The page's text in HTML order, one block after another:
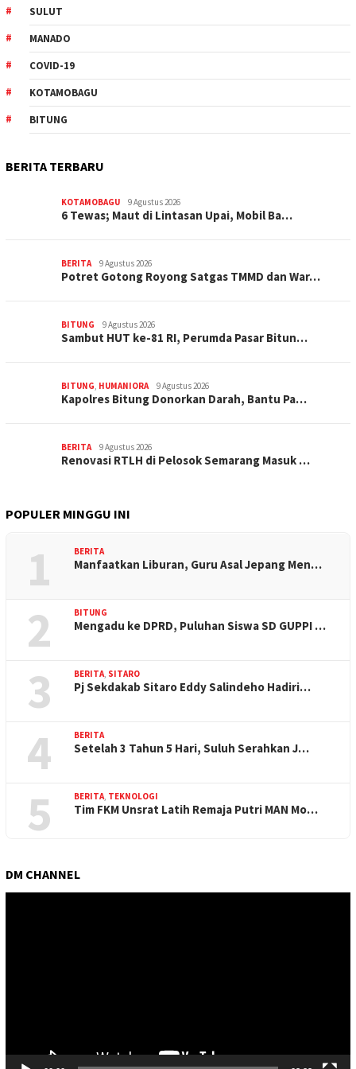
SULUT
MANADO
COVID-19
KOTAMOBAGU
BITUNG
BERITA TERBARU
KOTAMOBAGU 9 Agustus 2026
6 Tewas; Maut di Lintasan Upai, Mobil Ba…
BERITA 9 Agustus 2026
Potret Gotong Royong Satgas TMMD dan War…
BITUNG 9 Agustus 2026
Sambut HUT ke-81 RI, Perumda Pasar Bitun…
BITUNG, HUMANIORA 9 Agustus 2026
Kapolres Bitung Donorkan Darah, Bantu Pa…
BERITA 9 Agustus 2026
Renovasi RTLH di Pelosok Semarang Masuk …
POPULER MINGGU INI
1 BERITA
Manfaatkan Liburan, Guru Asal Jepang Men…
2 BITUNG
Mengadu ke DPRD, Puluhan Siswa SD GUPPI …
3 BERITA, SITARO
Pj Sekdakab Sitaro Eddy Salindeho Hadiri…
4 BERITA
Setelah 3 Tahun 5 Hari, Suluh Serahkan J…
5 BERITA, TEKNOLOGI
Tim FKM Unsrat Latih Remaja Putri MAN Mo…
DM CHANNEL